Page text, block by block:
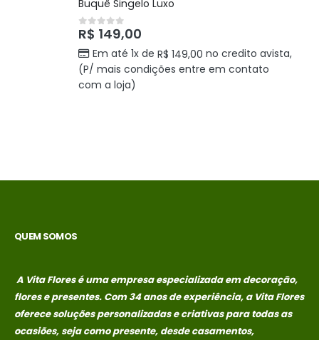
Buquê Singelo Luxo
0out of 5
R$ 149,00
Em até 1x de R$ 149,00 no credito avista,
(P/ mais condições entre em contato
com a loja)
QUEM SOMOS
A Vita Flores é uma empresa especializada em decoração,
flores e presentes. Com 34 anos de experiência, a Vita Flores
oferece soluções personalizadas e criativas para todas as
ocasiões, seja como presente, desde casamentos,